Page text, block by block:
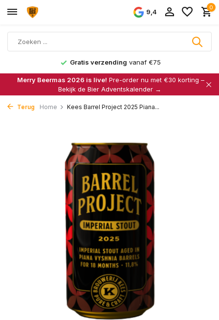
9,4
0
Gratis verzending vanaf €75
Merry Beermas 2026 is live! Pre-order nu met €30 korting –
Bekijk de Bier Adventskalender →
Terug Home Kees Barrel Project 2025 Piana...